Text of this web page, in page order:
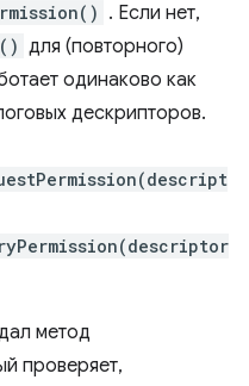
. Если нет,
для (повторного)
одинаково как
дескрипторов.
метод
проверяет,